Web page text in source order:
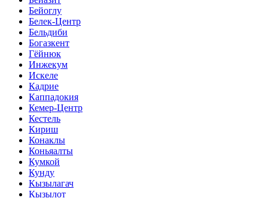
Бейоглу
Белек-Центр
Бельдиби
Богазкент
Гёйнюк
Инжекум
Искеле
Кадрие
Каппадокия
Кемер-Центр
Кестель
Кириш
Конаклы
Коньяалты
Кумкой
Кунду
Кызылагач
Кызылот